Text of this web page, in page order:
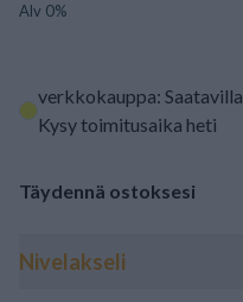
Alv 0%
verkkokauppa: Saatavilla
Kysy toimitusaika heti
Täydennä ostoksesi
Nivelakseli